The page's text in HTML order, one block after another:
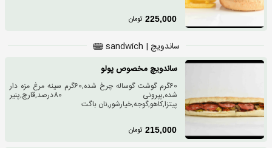
225,000 تومان
ساندویچ | sandwich
ساندویچ مخصوص پولو
60گرم گوشت گوساله چرخ شده,60گرم سینه مرغ مزه دار
شده,پپرونی 80درصد,قارچ,پنیر
پیتزا,کاهو,گوجه,خیارشور,نان باگت
215,000 تومان